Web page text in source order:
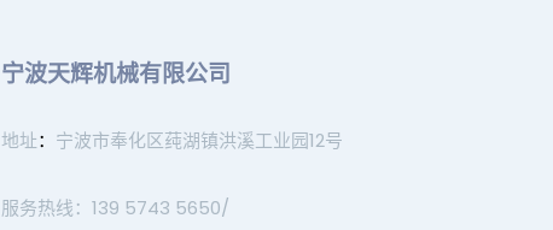
宁波天辉机械有限公司
地址： 宁波市奉化区莼湖镇洪溪工业园12号
服务热线：139 5743 5650/